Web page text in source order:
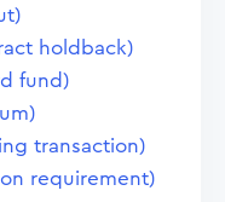
holdback)
fund)
transaction)
requirement)